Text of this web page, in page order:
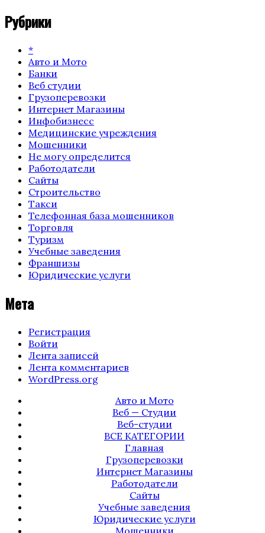
Рубрики
*
Авто и Мото
Банки
Веб студии
Грузоперевозки
Интернет Магазины
Инфобизнесс
Медицинские учреждения
Мошенники
Не могу определится
Работодатели
Сайты
Строительство
Такси
Телефонная база мошенников
Торговля
Туризм
Учебные заведения
Франшизы
Юридические услуги
Мета
Регистрация
Войти
Лента записей
Лента комментариев
WordPress.org
Авто и Мото
Веб — Студии
Веб-студии
ВСЕ КАТЕГОРИИ
Главная
Грузоперевозки
Интернет Магазины
Работодатели
Сайты
Учебные заведения
Юридические услуги
Мошенники